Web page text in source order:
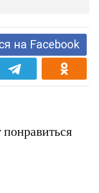
на Facebook